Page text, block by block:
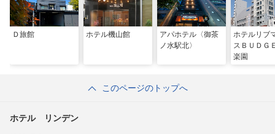
Ｄ旅館 ホテル機山館
アパホテル〈御茶
ノ水駅北〉
ホテルリブ
スＢＵＤＧ
楽園
このページのトップへ
ホテル リンデン